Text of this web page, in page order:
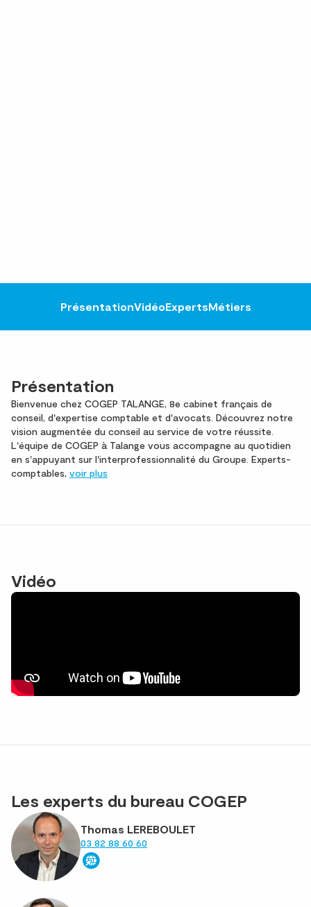
PrésentationVidéoExpertsMétiers
Présentation
Bienvenue chez COGEP TALANGE, 8e cabinet français de
conseil, d'expertise comptable et d'avocats. Découvrez notre
vision augmentée du conseil au service de votre réussite.
L'équipe de COGEP à Talange vous accompagne au quotidien
en s'appuyant sur l'interprofessionnalité du Groupe. Experts-
comptables, voir plus
Vidéo
Les experts du bureau COGEP
Thomas LEREBOULET
03 82 88 60 60